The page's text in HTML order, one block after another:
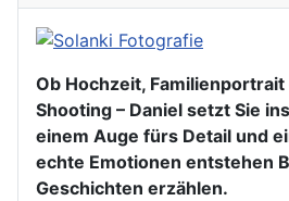
Ob Hochzeit,
Shooting – Daniel setzt Sie
einem Auge fürs Detail und
echte Emotionen entstehen
Geschichten erzählen.